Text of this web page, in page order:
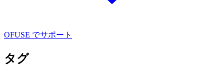
OFUSE でサポート
タグ